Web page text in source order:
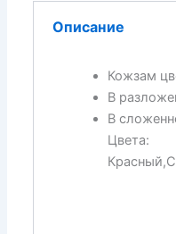
Описание
Кожзам
В
В
Цвета: